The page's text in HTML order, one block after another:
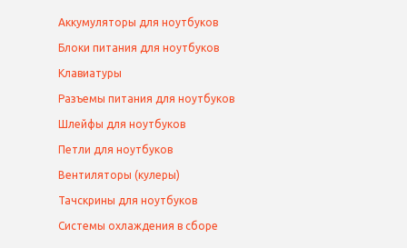
Аккумуляторы для ноутбуков
Блоки питания для ноутбуков
Клавиатуры
Разъемы питания для ноутбуков
Шлейфы для ноутбуков
Петли для ноутбуков
Вентиляторы (кулеры)
Тачскрины для ноутбуков
Системы охлаждения в сборе